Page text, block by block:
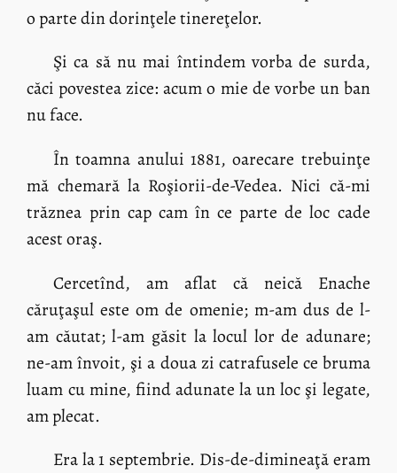
o parte din dorinţele tinereţelor.
Şi ca să nu mai întindem vorba de surda,
căci povestea zice: acum o mie de vorbe un ban
nu face.
În toamna anului 1881, oarecare trebuinţe
mă chemară la Roşiorii-de-Vedea. Nici că-mi
trăznea prin cap cam în ce parte de loc cade
acest oraş.
Cercetînd, am aflat că neică Enache
căruţaşul este om de omenie; m-am dus de l-
am căutat; l-am găsit la locul lor de adunare;
ne-am învoit, şi a doua zi catrafusele ce bruma
luam cu mine, fiind adunate la un loc şi legate,
am plecat.
Era la 1 septembrie. Dis-de-dimineaţă eram